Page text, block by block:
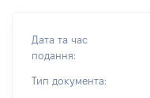
Дата та час
подання:
Тип документа: